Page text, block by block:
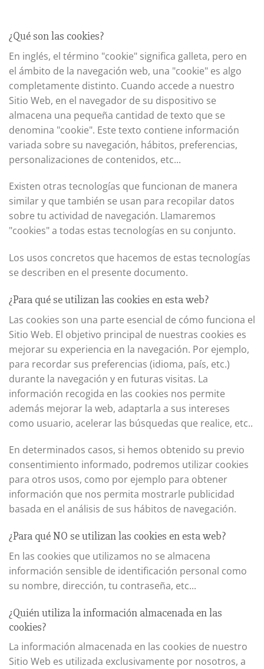
¿Qué son las cookies?
En inglés, el término "cookie" significa galleta, pero en
el ámbito de la navegación web, una "cookie" es algo
completamente distinto. Cuando accede a nuestro
Sitio Web, en el navegador de su dispositivo se
almacena una pequeña cantidad de texto que se
denomina "cookie". Este texto contiene información
variada sobre su navegación, hábitos, preferencias,
personalizaciones de contenidos, etc...
Existen otras tecnologías que funcionan de manera
similar y que también se usan para recopilar datos
sobre tu actividad de navegación. Llamaremos
"cookies" a todas estas tecnologías en su conjunto.
Los usos concretos que hacemos de estas tecnologías
se describen en el presente documento.
¿Para qué se utilizan las cookies en esta web?
Las cookies son una parte esencial de cómo funciona el
Sitio Web. El objetivo principal de nuestras cookies es
mejorar su experiencia en la navegación. Por ejemplo,
para recordar sus preferencias (idioma, país, etc.)
durante la navegación y en futuras visitas. La
información recogida en las cookies nos permite
además mejorar la web, adaptarla a sus intereses
como usuario, acelerar las búsquedas que realice, etc..
En determinados casos, si hemos obtenido su previo
consentimiento informado, podremos utilizar cookies
para otros usos, como por ejemplo para obtener
información que nos permita mostrarle publicidad
basada en el análisis de sus hábitos de navegación.
¿Para qué NO se utilizan las cookies en esta web?
En las cookies que utilizamos no se almacena
información sensible de identificación personal como
su nombre, dirección, tu contraseña, etc...
¿Quién utiliza la información almacenada en las
cookies?
La información almacenada en las cookies de nuestro
Sitio Web es utilizada exclusivamente por nosotros, a